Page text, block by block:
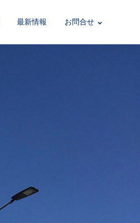
最新情報 お問合せ